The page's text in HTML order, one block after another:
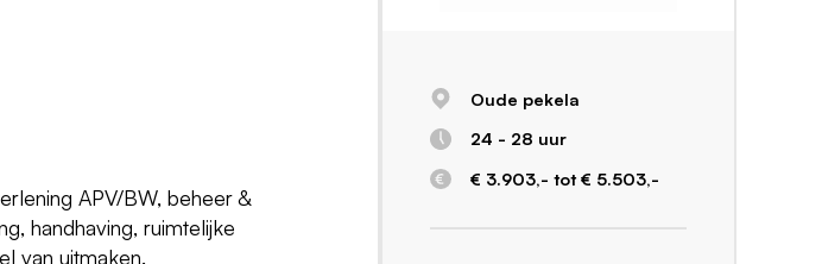
APV/BW, beheer &
handhaving, ruimtelijke
van uitmaken.
Oude pekela
24 - 28 uur
€ 3.903,- tot € 5.503,-